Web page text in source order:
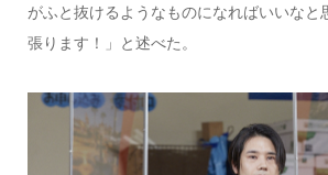
がふと抜けるようなものになればいいなと
張ります！」と述べた。